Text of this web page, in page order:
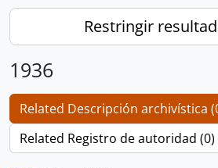
Restringir
1936
Related Descripción archivística
Related Registro de autoridad (0)